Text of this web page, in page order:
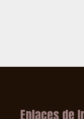
Enlaces de